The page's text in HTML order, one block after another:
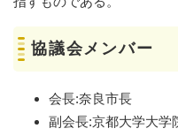
協議会メンバー
会長:奈良市長
副会長:京都大学大